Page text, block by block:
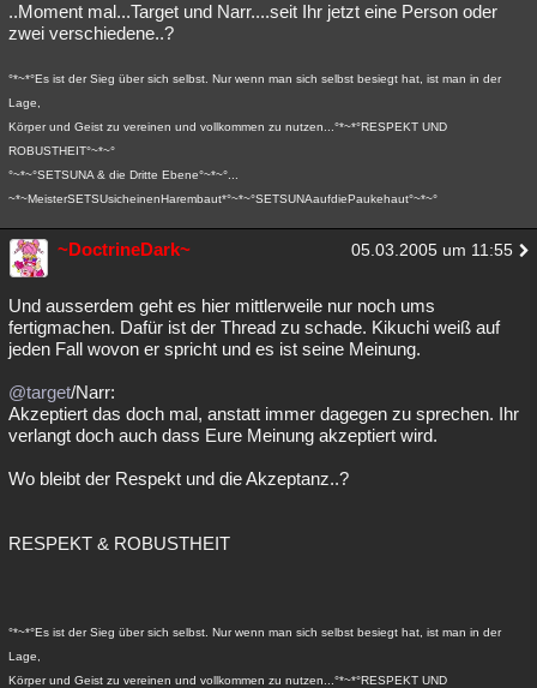
..Moment mal...Target und Narr....seit Ihr jetzt eine Person oder
zwei verschiedene..?
°*~*°Es ist der Sieg über sich selbst. Nur wenn man sich selbst besiegt hat, ist man in der
Lage,
Körper und Geist zu vereinen und vollkommen zu nutzen...°*~*°RESPEKT UND
ROBUSTHEIT°~*~°
°~*~°SETSUNA & die Dritte Ebene°~*~°...
~*~MeisterSETSUsicheinenHarembaut*°~*~°SETSUNAaufdiePaukehaut°~*~°
~DoctrineDark~ 05.03.2005 um 11:55
Und ausserdem geht es hier mittlerweile nur noch ums
fertigmachen. Dafür ist der Thread zu schade. Kikuchi weiß auf
jeden Fall wovon er spricht und es ist seine Meinung.
@target/Narr:
Akzeptiert das doch mal, anstatt immer dagegen zu sprechen. Ihr
verlangt doch auch dass Eure Meinung akzeptiert wird.
Wo bleibt der Respekt und die Akzeptanz..?
RESPEKT & ROBUSTHEIT
°*~*°Es ist der Sieg über sich selbst. Nur wenn man sich selbst besiegt hat, ist man in der
Lage,
Körper und Geist zu vereinen und vollkommen zu nutzen...°*~*°RESPEKT UND